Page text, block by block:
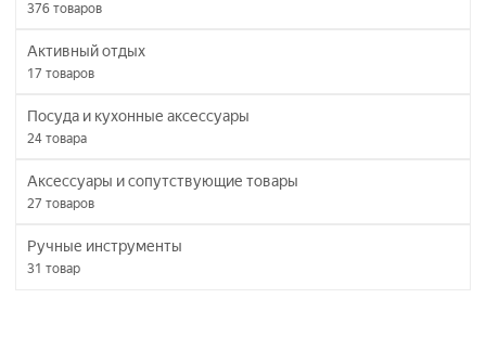
376 товаров
Активный отдых
17 товаров
Посуда и кухонные аксессуары
24 товара
Аксессуары и сопутствующие товары
27 товаров
Ручные инструменты
31 товар